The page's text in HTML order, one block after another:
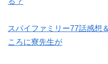
スパイファミリー77話感
ころに寮先生が